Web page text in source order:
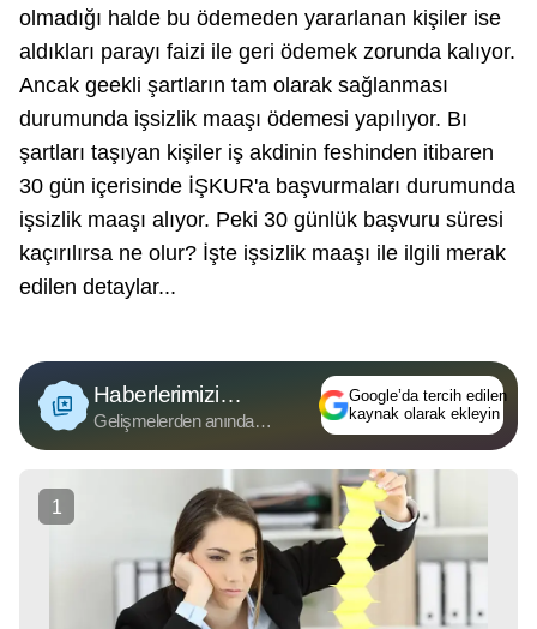
olmadığı halde bu ödemeden yararlanan kişiler ise
aldıkları parayı faizi ile geri ödemek zorunda kalıyor.
Ancak geekli şartların tam olarak sağlanması
durumunda işsizlik maaşı ödemesi yapılıyor. Bı
şartları taşıyan kişiler iş akdinin feshinden itibaren
30 gün içerisinde İŞKUR'a başvurmaları durumunda
işsizlik maaşı alıyor. Peki 30 günlük başvuru süresi
kaçırılırsa ne olur? İşte işsizlik maaşı ile ilgili merak
edilen detaylar...
Haberlerimizi
Google'da Takip Edin
Gelişmelerden anında
Google’da tercih edilen
kaynak olarak ekleyin
1